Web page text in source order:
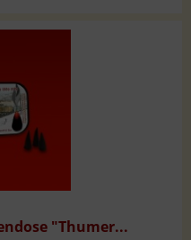
"Thumer...